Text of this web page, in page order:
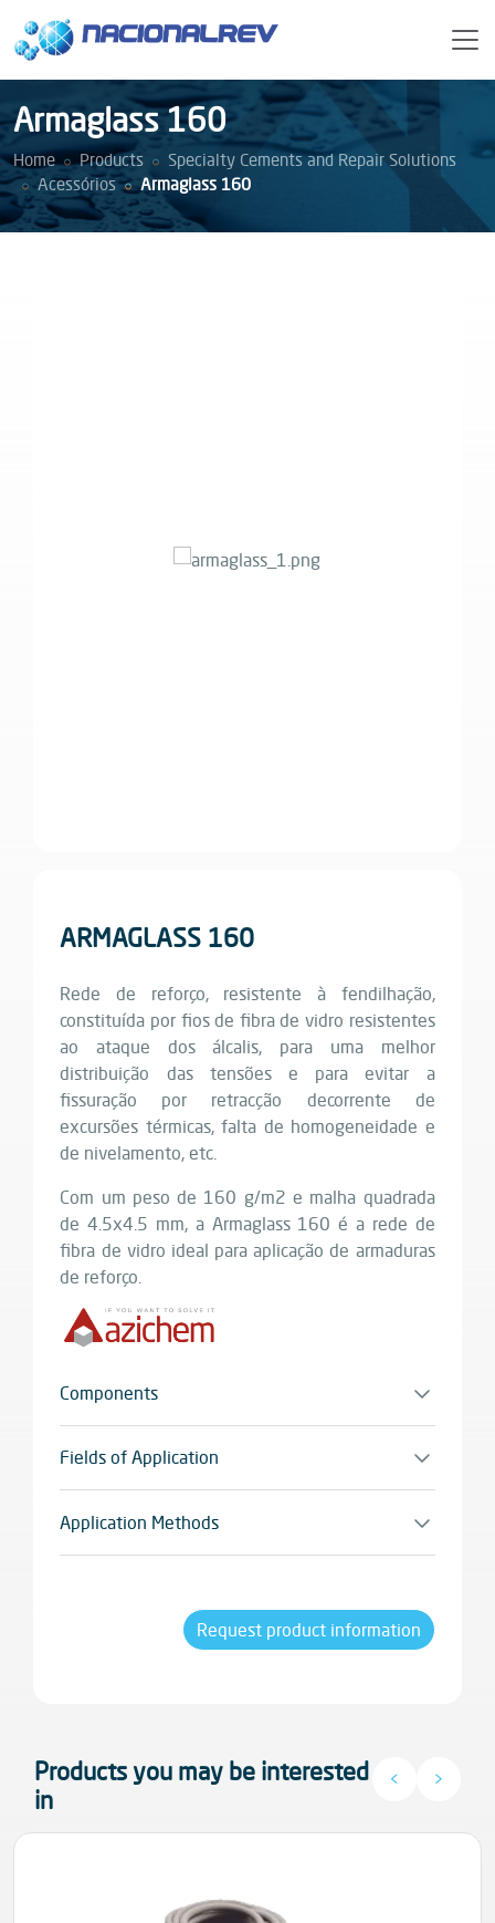
Armaglass 160
Home Products
Specialty Cements and Repair Solutions
Acessórios
Armaglass 160
ARMAGLASS 160
Rede de reforço, resistente à fendilhação,
constituída por fios de fibra de vidro resistentes
ao ataque dos álcalis, para uma melhor
distribuição das tensões e para evitar a
fissuração por retracção decorrente de
excursões térmicas, falta de homogeneidade e
de nivelamento, etc.
Com um peso de 160 g/m2 e malha quadrada
de 4.5x4.5 mm, a Armaglass 160 é a rede de
fibra de vidro ideal para aplicação de armaduras
de reforço.
Components
Monocomponente
Fields of Application
Alisamentos armados sobre revestimentos
impermeabilizantes osmóticos, tanto verticais
quanto em terraços e sacadas, coberturas
Application Methods
Espátula
Request product information
Products you may be interested
in
< >